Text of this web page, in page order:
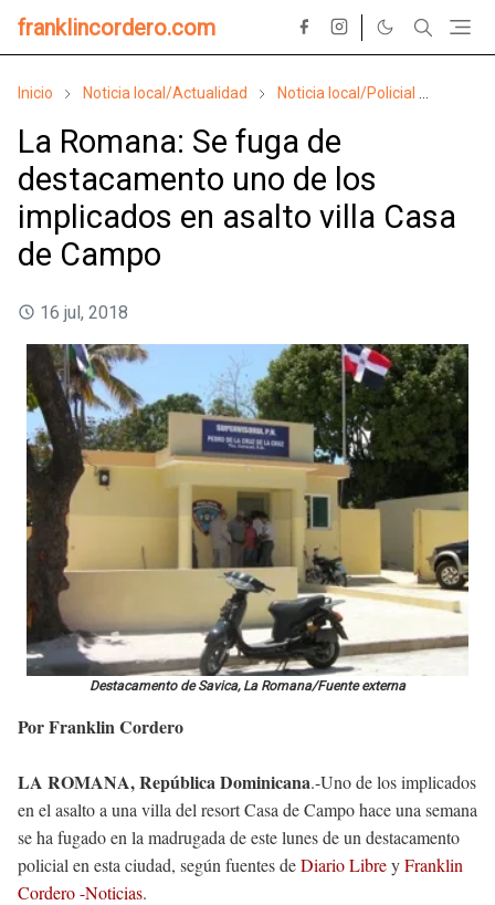
franklincordero.com
Inicio Noticia local/Actualidad Noticia local/Policial
La Romana: Se fuga de
destacamento uno de los
implicados en asalto villa Casa
de Campo
16 jul, 2018
Destacamento de Savica, La Romana/Fuente externa
Por Franklin Cordero
LA ROMANA, República Dominicana.-Uno de los implicados
en el asalto a una villa del resort Casa de Campo hace una semana
se ha fugado en la madrugada de este lunes de un destacamento
policial en esta ciudad, según fuentes deDiario LibreyFranklin
Cordero -Noticias.